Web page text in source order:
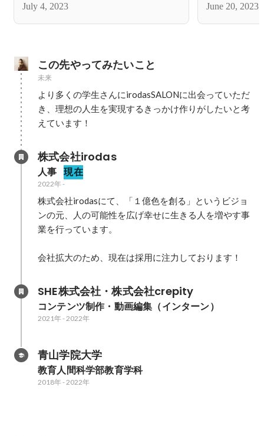
ーンRe:paint!!
July 4, 2023 June 20, 2023
この先やってみたいこと
未来
より多くの学生さんにirodasSALONに出会っていただ
き、理想の人生を実現するきっかけ作りがしたいと考
えています！
株式会社irodas
人事 現在
2022年-
株式会社irodasにて、「１億色を創る」というビジョ
ンの元、人の可能性を広げ幸せに生きる人を増やす事
業を行っています。
会社拡大のため、現在は採用に注力しております！
SHE株式会社・株式会社crepity
コンテンツ制作・動画編集（インターン）
2021年- 2022年
青山学院大学
教育人間科学部教育学科
2018年- 2022年